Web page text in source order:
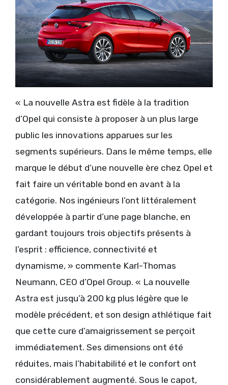
« La nouvelle Astra est fidèle à la tradition
d’Opel qui consiste à proposer à un plus large
public les innovations apparues sur les
segments supérieurs. Dans le même temps, elle
marque le début d’une nouvelle ère chez Opel et
fait faire un véritable bond en avant à la
catégorie. Nos ingénieurs l’ont littéralement
développée à partir d’une page blanche, en
gardant toujours trois objectifs présents à
l’esprit : efficience, connectivité et
dynamisme, » commente Karl-Thomas
Neumann, CEO d’Opel Group. « La nouvelle
Astra est jusqu’à 200 kg plus légère que le
modèle précédent, et son design athlétique fait
que cette cure d’amaigrissement se perçoit
immédiatement. Ses dimensions ont été
réduites, mais l’habitabilité et le confort ont
considérablement augmenté. Sous le capot,